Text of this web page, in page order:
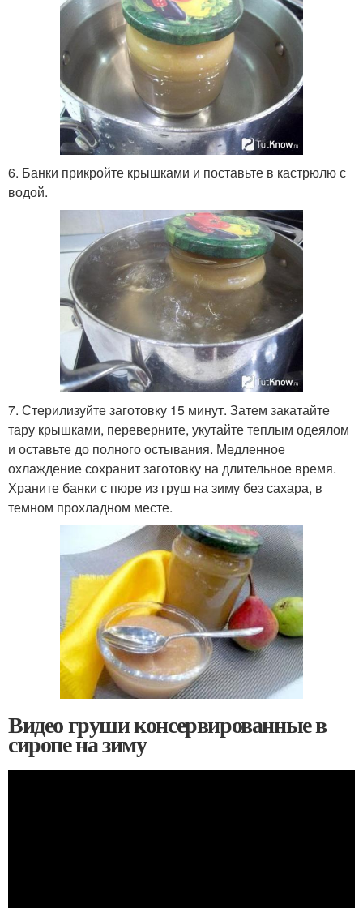
6. Банки прикройте крышками и поставьте в кастрюлю с
водой.
7. Стерилизуйте заготовку 15 минут. Затем закатайте
тару крышками, переверните, укутайте теплым одеялом
и оставьте до полного остывания. Медленное
охлаждение сохранит заготовку на длительное время.
Храните банки с пюре из груш на зиму без сахара, в
темном прохладном месте.
Видео груши консервированные в
сиропе на зиму